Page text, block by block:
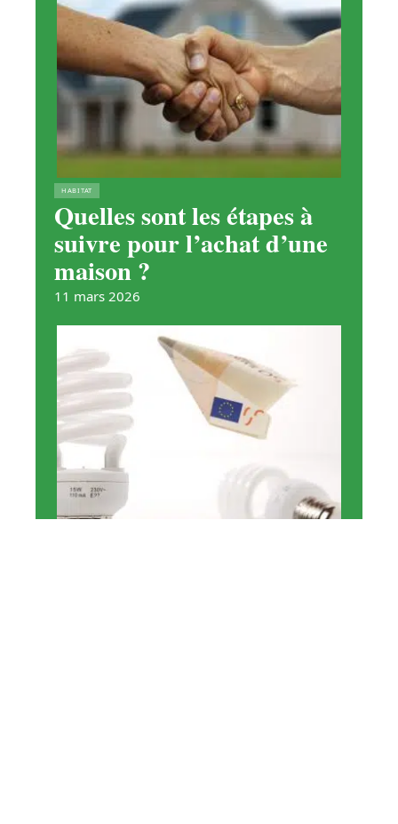
HABITAT
Quelles sont les étapes à
suivre pour l’achat d’une
maison ?
11 mars 2026